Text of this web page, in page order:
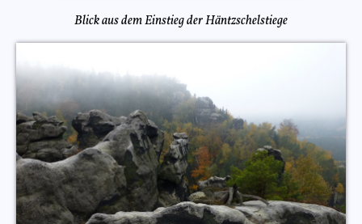
Blick aus dem Einstieg der Häntzschelstiege